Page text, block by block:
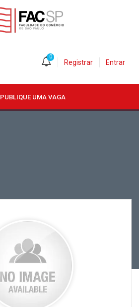
0
Registrar Entrar
PUBLIQUE UMA VAGA